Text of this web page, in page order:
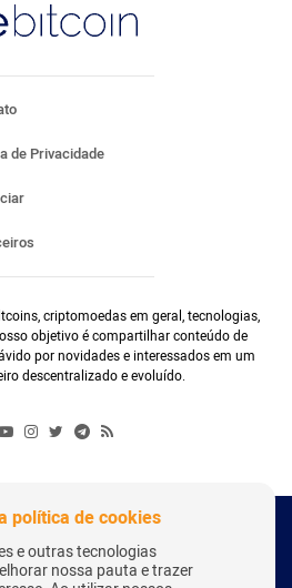
de Privacidade
criptomoedas em geral, tecnologias,
objetivo é compartilhar conteúdo de
por novidades e interessados em um
descentralizado e evoluído.
- Todos os Direitos Reservados
política de cookies
e outras tecnologias
nossa pauta e trazer